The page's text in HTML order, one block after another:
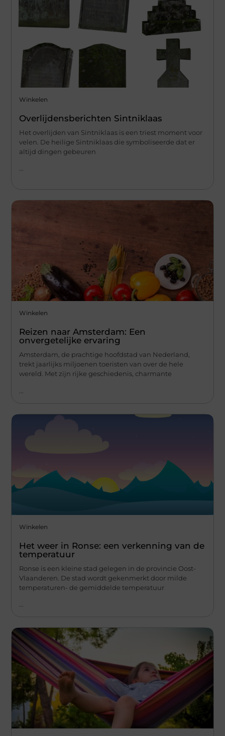
Winkelen
Overlijdensberichten Sintniklaas
Het overlijden van Sintniklaas is een triest moment voor
velen. De heilige Sintniklaas die symboliseerde dat er
altijd dingen gebeuren
...
Winkelen
Reizen naar Amsterdam: Een
onvergetelijke ervaring
Amsterdam, de prachtige hoofdstad van Nederland,
trekt jaarlijks miljoenen toeristen van over de hele
wereld. Met zijn rijke geschiedenis, charmante
Winkelen
Het weer in Ronse: een verkenning van de
temperatuur
Ronse is een kleine stad gelegen in de provincie Oost-
Vlaanderen. De stad wordt gekenmerkt door milde
temperaturen- de gemiddelde temperatuur
...